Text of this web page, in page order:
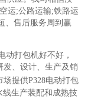
运;公路运输;铁路运
、售后服务周到赢
动打包机好不好，
发、设计、生产及销
提供P328电动打包
生产装配和成熟技